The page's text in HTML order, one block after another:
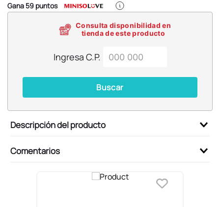
Gana59 puntos
Consulta disponibilidad en
tienda de este producto
Ingresa C.P.
Buscar
Descripción del producto
Comentarios
9.
toy story